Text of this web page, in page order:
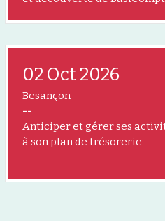
02 Oct 2026
Besançon
--
Anticiper et gérer ses
à son plan de trésorerie